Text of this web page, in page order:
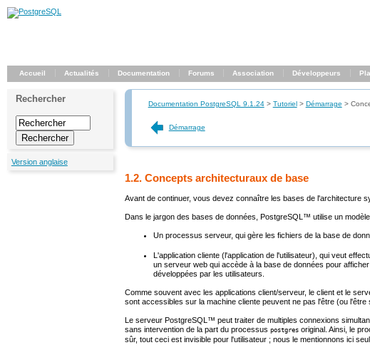
Accueil Actualités Documentation Forums Association Développeurs
Rechercher
Version anglaise
Documentation PostgreSQL 9.1.24> Tutoriel> Démarrage >
Démarrage
1.2. Concepts architecturaux de base
Avant de continuer, vous devez connaître les bases de l'architecture
Dans le jargon des bases de données, PostgreSQL ™ utilise un
Un processus serveur, qui gère les fichiers de la base de
L'application cliente (l'application de l'utilisateur), qui veut
un serveur web qui accède à la base de données pour
développées par les utilisateurs.
Comme souvent avec les applications client/serveur, le client et le
sont accessibles sur la machine cliente peuvent ne pas l'être (ou
Le serveur PostgreSQL ™ peut traiter de multiples connexions
sans intervention de la part du processus postgres original. Ainsi, le
sûr, tout ceci est invisible pour l'utilisateur ; nous le mentionnons ici